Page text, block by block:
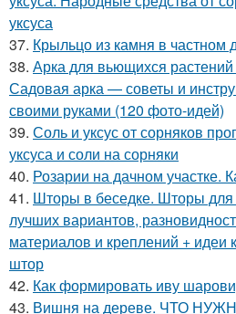
уксуса
37. Крыльцо из камня в частном
38. Арка для вьющихся
Садовая арка — советы и
своими руками (120 фото-идей)
39. Соль и уксус от сорняков
уксуса и соли на сорняки
40. Розарии на дачном участке.
41. Шторы в беседке. Шторы для
лучших вариантов,
материалов и креплений + идеи
штор
42. Как формировать иву
43. Вишня на дереве. ЧТО